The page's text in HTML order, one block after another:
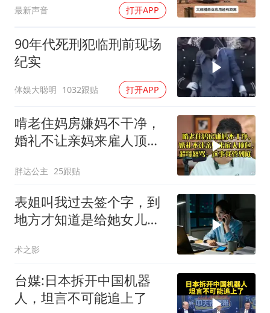
最新声音 打开APP
90年代死刑犯临刑前现场
纪实
体娱大聪明 1032跟贴 打开APP
啃老住妈房嫌妈不干净，
婚礼不让亲妈来雇人顶
胖达公主 25跟贴
表姐叫我过去签个字，到
地方才知道是给她女儿婚
术之影
台媒:日本拆开中国机器
人，坦言不可能追上了